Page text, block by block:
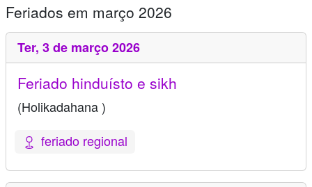
Feriados em março 2026
Ter, 3 de março 2026
Feriado hinduísto e sikh
(Holikadahana )
feriado regional